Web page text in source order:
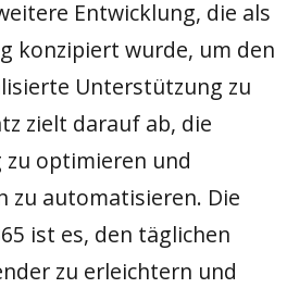
Entwicklung, die als
konzipiert wurde, um den
Unterstützung zu
zielt darauf ab, die
optimieren und
zu automatisieren. Die
ist es, den täglichen
zu erleichtern und